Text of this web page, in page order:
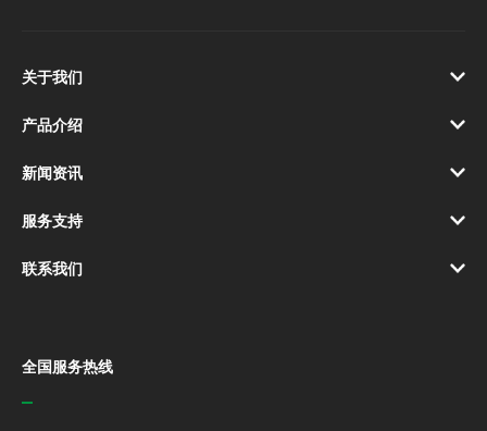
全国服务热线
关于我们
产品介绍
新闻资讯
服务支持
联系我们